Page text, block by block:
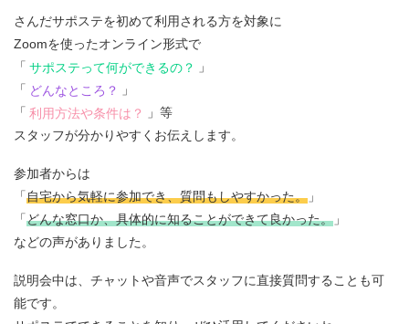
さんだサポステを初めて利用される方を対象に
Zoomを使ったオンライン形式で
「 サポステって何ができるの？
」
「 どんなところ？
」
「 利用方法や条件は？
」等
スタッフが分かりやすくお伝えします。
参加者からは
「自宅から気軽に参加でき、質問もしやすかった。 」
「どんな窓口か、具体的に知ることができて良かった。 」
などの声がありました。
説明会中は、チャットや音声でスタッフに直接質問することも可
能です。